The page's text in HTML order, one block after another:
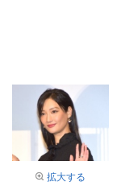
拡大する